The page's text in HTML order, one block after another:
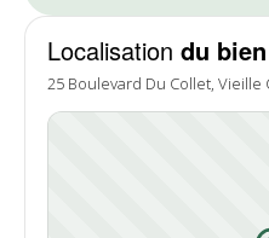
Localisation du bien
25 Boulevard Du Collet, Vieille